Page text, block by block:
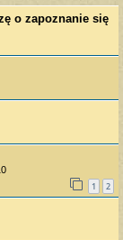
o zapoznanie się
1 2